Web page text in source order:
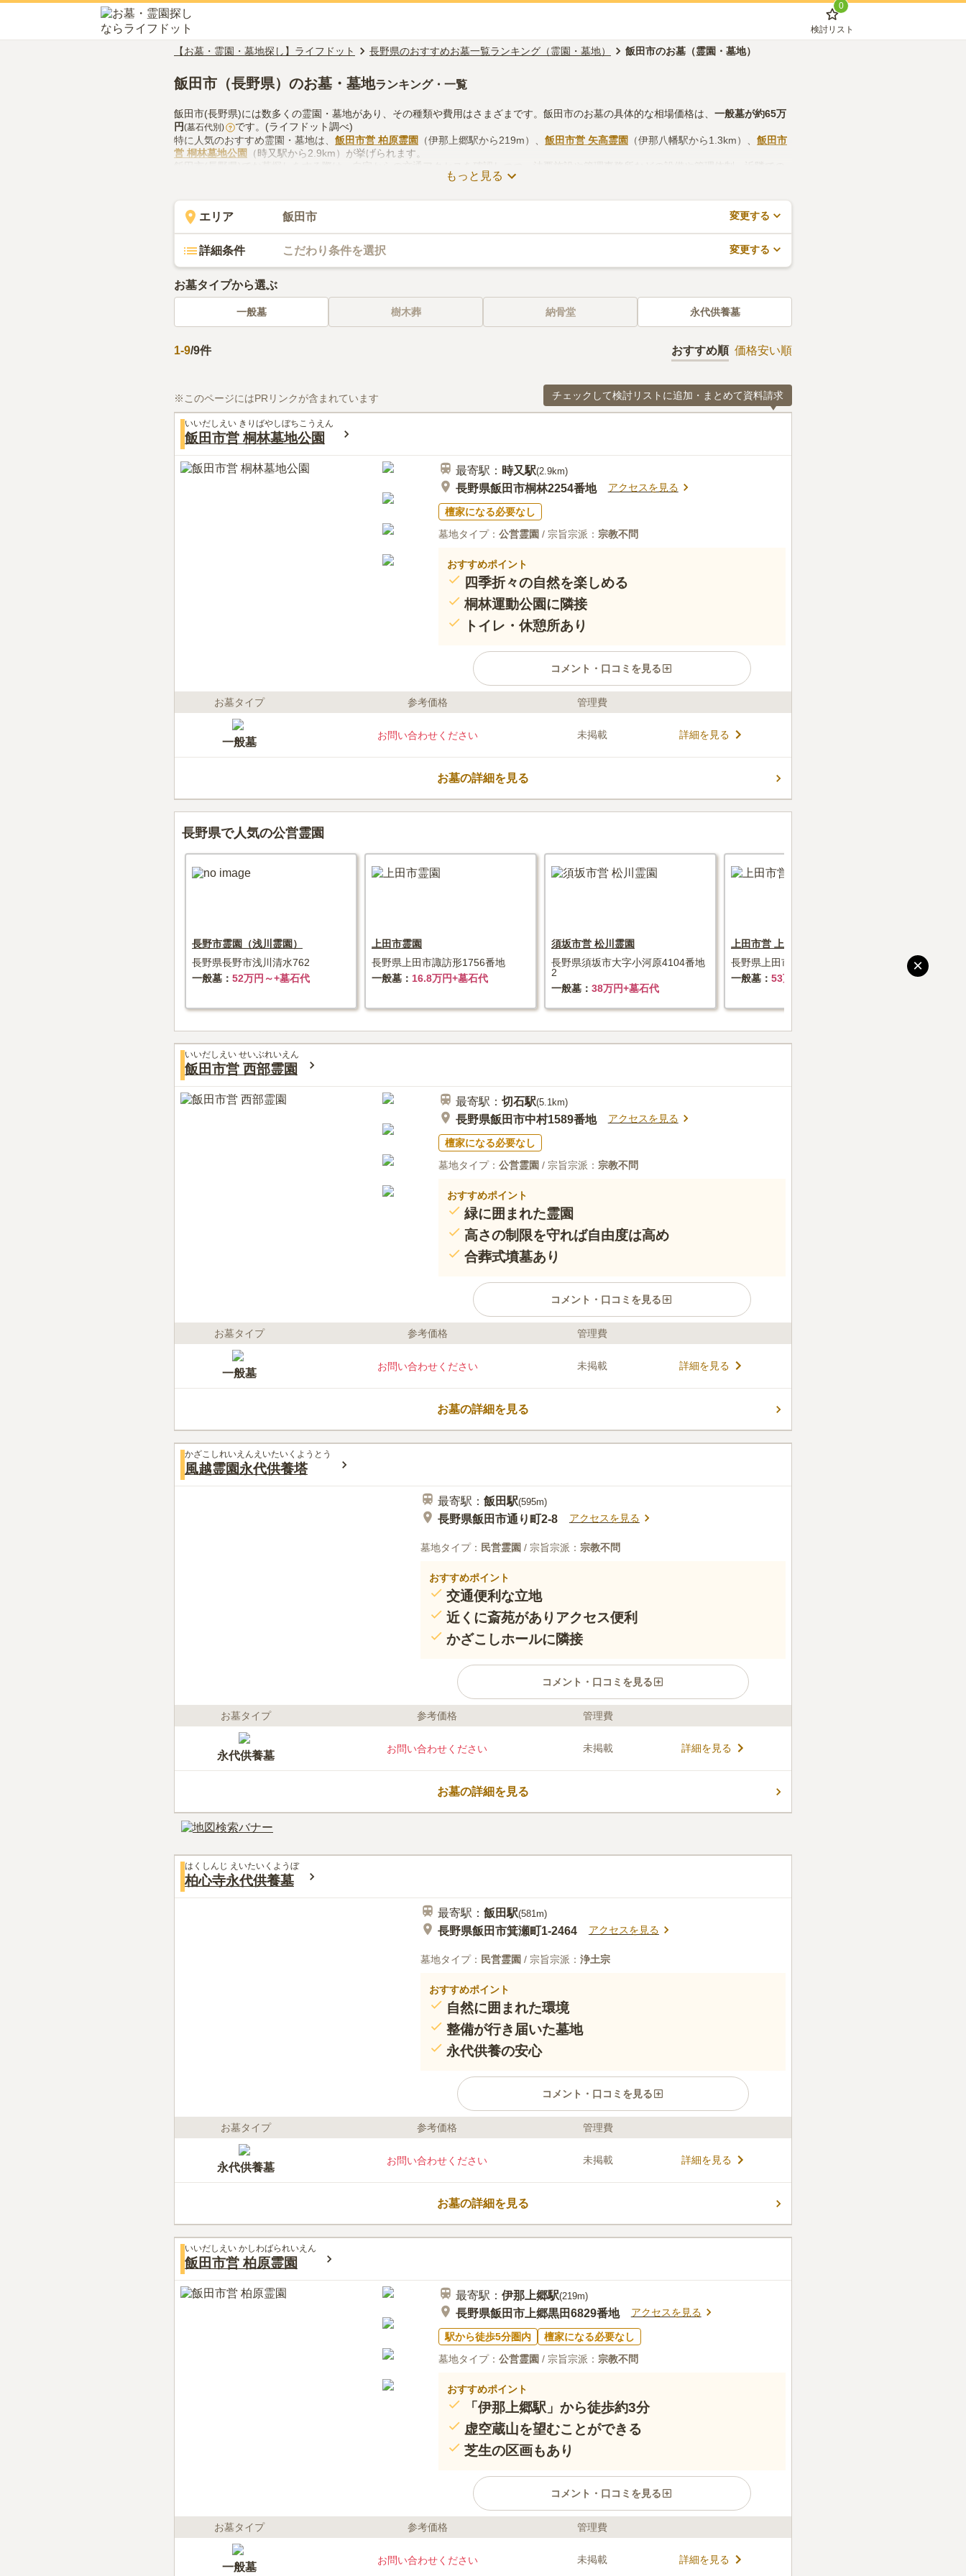
0
検討リスト
【お墓・霊園・墓地探し】ライフドット 長野県のおすすめお墓一覧ランキング（霊園・墓地） 飯田市のお墓（霊園・墓地）
飯田市（長野県）のお墓・墓地ランキング・一覧
飯田市(長野県)には数多くの霊園・墓地があり、その種類や費用はさまざまです。飯田市のお墓の具体的な相場価格は、 一般墓が約65万
円(墓石代別) ? です。(ライフドット調べ)
特に人気のおすすめ霊園・墓地は、 飯田市営 柏原霊園 （伊那上郷駅から219m）、 飯田市営 矢高霊園 （伊那八幡駅から1.3km）、 飯田市
営 桐林墓地公園 （時又駅から2.9km）が挙げられます。
飯田市(長野県)でお墓探しをする際は、自宅からの交通アクセスを確認しつつ、法要施設や管理事務所などの設備や管理体制、近隣での
供花やお線香の入手方法などを考慮して選ぶとよいでしょう。資料請求や見学予約が無料でできますので、活用してみてください。
もっと見る
エリア 飯田市 変更する
詳細条件 こだわり条件を選択 変更する
お墓タイプから選ぶ
一般墓 樹木葬 納骨堂 永代供養墓
1-9/9件 おすすめ順 価格安い順
※このページにはPRリンクが含まれています チェックして検討リストに追加・まとめて資料請求
いいだしえい きりばやしぼちこうえん
飯田市営 桐林墓地公園
最寄駅： 時又駅(2.9km)
長野県飯田市桐林2254番地 アクセスを見る
檀家になる必要なし
墓地タイプ： 公営霊園 / 宗旨宗派： 宗教不問
おすすめポイント
四季折々の自然を楽しめる
桐林運動公園に隣接
トイレ・休憩所あり
コメント・口コミを見る
ライフドット編集部のコメント
地公園です。 区画は4㎡と6㎡の広さから選ぶことができます。
区画内に植栽が可能ですが、1.5ｍ以内の高さ制限があります。
飯田市が管理・運営を行っており、飯田市に縁がある方が眠れ
ます。 本籍が飯田市に置かれていても住所が飯田市外の方は、
永代使用料が25％割増しになります。
須であり不便さを感じる部分もあるが自然環境に恵まれた墓地公園であ
お墓タイプ 参考価格 管理費
一般墓
お問い合わせください 未掲載 詳細を見る
お墓の詳細を見る
長野県で人気の公営霊園
長野市霊園（浅川霊園）
長野県長野市浅川清水762
一般墓
52万円～+墓石代
上田市霊園
長野県上田市諏訪形1756番地
一般墓
16.8万円+墓石代
須坂市営 松川霊園
長野県須坂市大字小河原4104番地
2
一般墓
38万円+墓石代
上田市営 上野霊園
長野県上田市上野874-2
一般墓
53万円+墓石代
長野県中野
一般墓
いいだしえい せいぶれいえん
飯田市営 西部霊園
最寄駅： 切石駅(5.1km)
長野県飯田市中村1589番地 アクセスを見る
檀家になる必要なし
墓地タイプ： 公営霊園 / 宗旨宗派： 宗教不問
おすすめポイント
緑に囲まれた霊園
高さの制限を守れば自由度は高め
合葬式墳墓あり
コメント・口コミを見る
ライフドット編集部のコメント
市内にお住いの方や住民票を置いている方がお墓を建立できま
す。 区画は4㎡のゆとりある広さです。 バリアフリー設計なの
で、小さいお子様やご高齢の方でも安心です。 トイレと休憩所
を完備しているので、心ゆくまで滞在することができます。 駐
車場もあるので、車でお参りも可能です。
りにたくさん店があるので買い物や食事には困らない。
お墓タイプ 参考価格 管理費
一般墓
お問い合わせください 未掲載 詳細を見る
お墓の詳細を見る
かざこしれいえんえいたいくようとう
風越霊園永代供養塔
最寄駅： 飯田駅(595m)
長野県飯田市通り町2-8 アクセスを見る
墓地タイプ： 民営霊園 / 宗旨宗派： 宗教不問
おすすめポイント
交通便利な立地
近くに斎苑がありアクセス便利
かざこしホールに隣接
コメント・口コミを見る
口コミ評価
お墓タイプ 参考価格 管理費
永代供養墓
お問い合わせください 未掲載 詳細を見る
お墓の詳細を見る
はくしんじ えいたいくようぼ
柏心寺永代供養墓
最寄駅： 飯田駅(581m)
長野県飯田市箕瀬町1-2464 アクセスを見る
墓地タイプ： 民営霊園 / 宗旨宗派： 浄土宗
おすすめポイント
自然に囲まれた環境
整備が行き届いた墓地
永代供養の安心
コメント・口コミを見る
口コミ評価
お墓タイプ 参考価格 管理費
永代供養墓
お問い合わせください 未掲載 詳細を見る
お墓の詳細を見る
いいだしえい かしわばられいえん
飯田市営 柏原霊園
最寄駅： 伊那上郷駅(219m)
長野県飯田市上郷黒田6829番地 アクセスを見る
駅から徒歩5分圏内
檀家になる必要なし
墓地タイプ： 公営霊園 / 宗旨宗派： 宗教不問
おすすめポイント
「伊那上郷駅」から徒歩約3分
虚空蔵山を望むことができる
芝生の区画もあり
コメント・口コミを見る
ライフドット編集部のコメント
飯田市が管理・運営を行っており、市内にお住いの方だけでは
お墓タイプ 参考価格 管理費
一般墓
お問い合わせください 未掲載 詳細を見る
×